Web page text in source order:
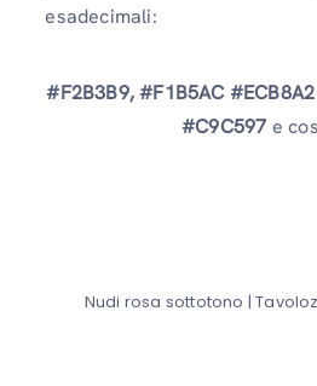
esadecimali:
#F2B3B9, #F1B5AC
#C9C597 e
Nudi rosa sottotono |